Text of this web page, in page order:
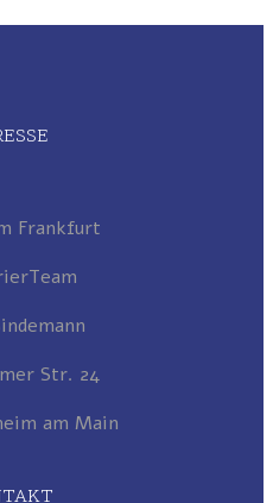
Frankfurt
Str. 24
am Main